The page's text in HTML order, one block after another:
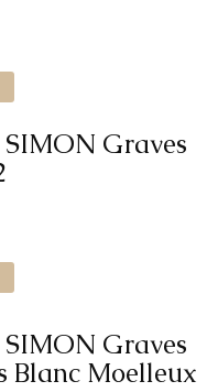
Graves
Graves
Blanc Moelleux